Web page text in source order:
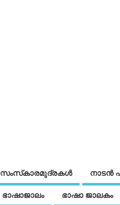
സംസ്‌കാരമുദ്രകള്‍ നാടന്‍
ഭാഷാജാലം ഭാഷാ ജാലകം